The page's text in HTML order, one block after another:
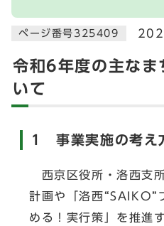
ページ番号325409
令和6年度の主なま
いて
1 事業実施の考え
西京区役所・洛西支
計画や「洛西“SAIKO”
める！実行策」を推進